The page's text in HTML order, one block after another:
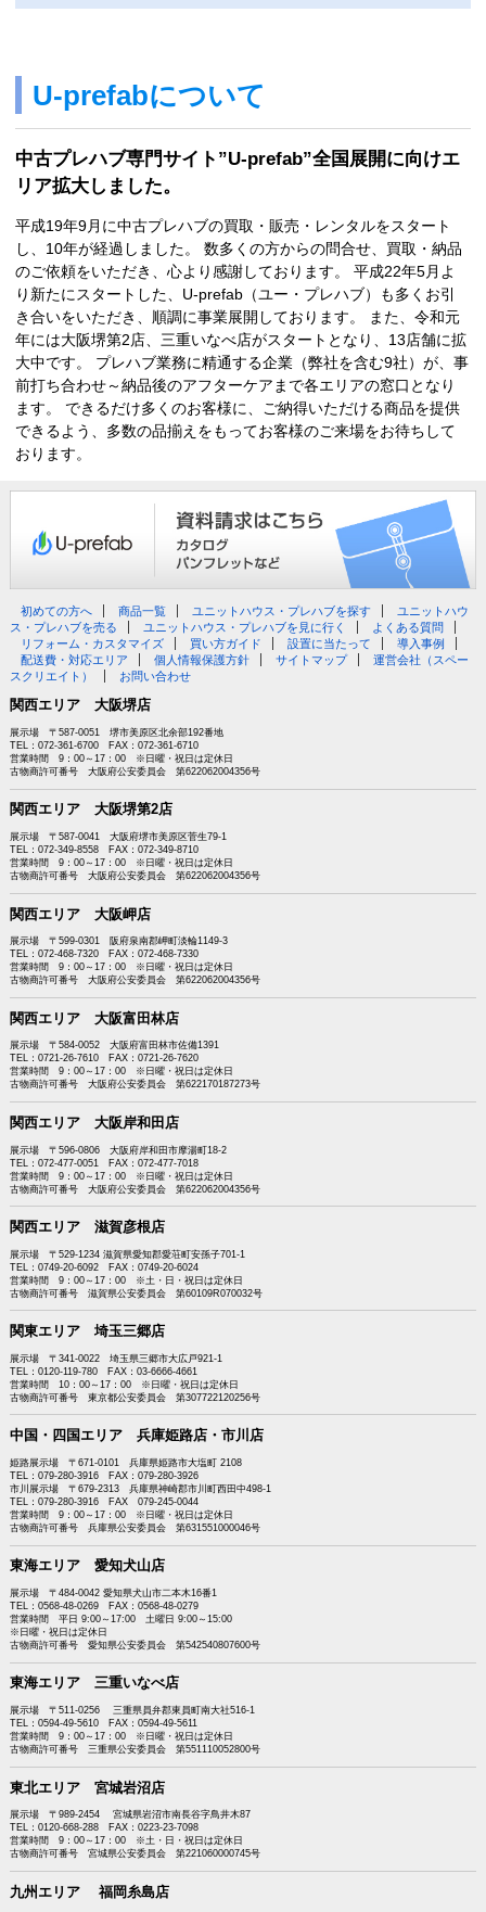
U-prefabについて
中古プレハブ専門サイト”U-prefab”全国展開に向けエ
リア拡大しました。
平成19年9月に中古プレハブの買取・販売・レンタルをスタート
し、10年が経過しました。 数多くの方からの問合せ、買取・納品
のご依頼をいただき、心より感謝しております。 平成22年5月よ
り新たにスタートした、U-prefab（ユー・プレハブ）も多くお引
き合いをいただき、順調に事業展開しております。 また、令和元
年には大阪堺第2店、三重いなべ店がスタートとなり、13店舗に拡
大中です。 プレハブ業務に精通する企業（弊社を含む9社）が、事
前打ち合わせ～納品後のアフターケアまで各エリアの窓口となり
ます。 できるだけ多くのお客様に、ご納得いただける商品を提供
できるよう、多数の品揃えをもってお客様のご来場をお待ちして
おります。
初めての方へ 商品一覧 ユニットハウス・プレハブを探す
ユニットハウ
ス・プレハブを売る
ユニットハウス・プレハブを見に行く
よくある質問
リフォーム・カスタマイズ
買い方ガイド 設置に当たって
導入事例
配送費・対応エリア
個人情報保護方針 サイトマップ
運営会社（スペー
スクリエイト）
お問い合わせ
関西エリア 大阪堺店
展示場 〒587-0051 堺市美原区北余部192番地
TEL：072-361-6700 FAX：072-361-6710
営業時間 9：00～17：00 ※日曜・祝日は定休日
古物商許可番号 大阪府公安委員会 第622062004356号
関西エリア 大阪堺第2店
展示場 〒587-0041 大阪府堺市美原区菅生79-1
TEL：072-349-8558 FAX：072-349-8710
営業時間 9：00～17：00 ※日曜・祝日は定休日
古物商許可番号 大阪府公安委員会 第622062004356号
関西エリア 大阪岬店
展示場 〒599-0301 阪府泉南郡岬町淡輪1149-3
TEL：072-468-7320 FAX：072-468-7330
営業時間 9：00～17：00 ※日曜・祝日は定休日
古物商許可番号 大阪府公安委員会 第622062004356号
関西エリア 大阪富田林店
展示場 〒584-0052 大阪府富田林市佐備1391
TEL：0721-26-7610 FAX：0721-26-7620
営業時間 9：00～17：00 ※日曜・祝日は定休日
古物商許可番号 大阪府公安委員会 第622170187273号
関西エリア 大阪岸和田店
展示場 〒596-0806 大阪府岸和田市摩湯町18-2
TEL：072-477-0051 FAX：072-477-7018
営業時間 9：00～17：00 ※日曜・祝日は定休日
古物商許可番号 大阪府公安委員会 第622062004356号
関西エリア 滋賀彦根店
展示場 〒529-1234 滋賀県愛知郡愛荘町安孫子701-1
TEL：0749-20-6092 FAX：0749-20-6024
営業時間 9：00～17：00 ※土・日・祝日は定休日
古物商許可番号 滋賀県公安委員会 第60109R070032号
関東エリア 埼玉三郷店
展示場 〒341-0022 埼玉県三郷市大広戸921-1
TEL：0120-119-780 FAX：03-6666-4661
営業時間 10：00～17：00 ※日曜・祝日は定休日
古物商許可番号 東京都公安委員会 第307722120256号
中国・四国エリア 兵庫姫路店・市川店
姫路展示場 〒671-0101 兵庫県姫路市大塩町 2108
TEL：079-280-3916 FAX：079-280-3926
市川展示場 〒679-2313 兵庫県神崎郡市川町西田中498-1
TEL：079-280-3916 FAX 079-245-0044
営業時間 9：00～17：00 ※日曜・祝日は定休日
古物商許可番号 兵庫県公安委員会 第631551000046号
東海エリア 愛知犬山店
展示場 〒484-0042 愛知県犬山市二本木16番1
TEL：0568-48-0269 FAX：0568-48-0279
営業時間 平日 9:00～17:00 土曜日 9:00～15:00
※日曜・祝日は定休日
古物商許可番号 愛知県公安委員会 第542540807600号
東海エリア 三重いなべ店
展示場 〒511-0256 三重県員弁郡東員町南大社516-1
TEL：0594-49-5610 FAX：0594-49-5611
営業時間 9：00～17：00 ※日曜・祝日は定休日
古物商許可番号 三重県公安委員会 第551110052800号
東北エリア 宮城岩沼店
展示場 〒989-2454 宮城県岩沼市南長谷字鳥井木87
TEL：0120-668-288 FAX：0223-23-7098
営業時間 9：00～17：00 ※土・日・祝日は定休日
古物商許可番号 宮城県公安委員会 第221060000745号
九州エリア 福岡糸島店